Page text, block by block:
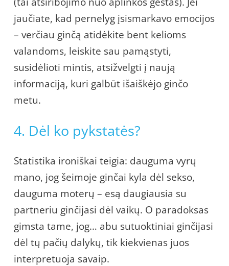
jaučiate, kad pernelyg įsismarkavo emocijos
– verčiau ginčą atidėkite bent kelioms
valandoms, leiskite sau pamąstyti,
susidėlioti mintis, atsižvelgti į naują
informaciją, kuri galbūt išaiškėjo ginčo
metu.
4. Dėl ko pykstatės?
Statistika ironiškai teigia: dauguma vyrų
mano, jog šeimoje ginčai kyla dėl sekso,
dauguma moterų – esą daugiausia su
partneriu ginčijasi dėl vaikų. O paradoksas
gimsta tame, jog… abu sutuoktiniai ginčijasi
dėl tų pačių dalykų, tik kiekvienas juos
interpretuoja savaip.